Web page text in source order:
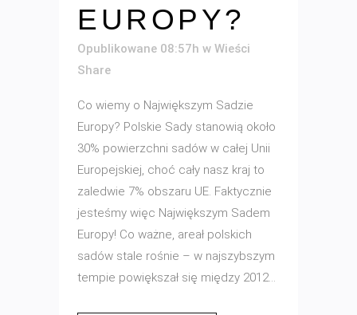
EUROPY?
Opublikowane 08:57h w Wieści
Share
Co wiemy o Największym Sadzie
Europy? Polskie Sady stanowią około
30% powierzchni sadów w całej Unii
Europejskiej, choć cały nasz kraj to
zaledwie 7% obszaru UE. Faktycznie
jesteśmy więc Największym Sadem
Europy! Co ważne, areał polskich
sadów stale rośnie – w najszybszym
tempie powiększał się między 2012...